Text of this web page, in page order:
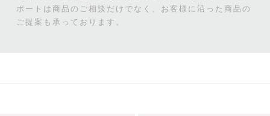
ポートは商品のご相談だけでなく、お客様に沿った商品の
ご提案も承っております。